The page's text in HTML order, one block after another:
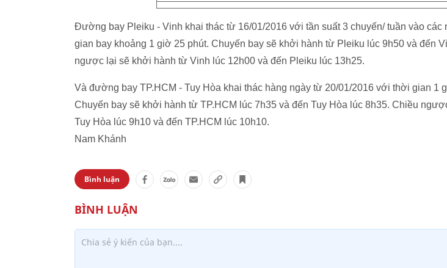
Đường bay Pleiku - Vinh khai thác từ 16/01/2016 với tần suất 3 chuyến/ tuần vào các
gian bay khoảng 1 giờ 25 phút. Chuyến bay sẽ khởi hành từ Pleiku lúc 9h50 và đến
ngược lại sẽ khởi hành từ Vinh lúc 12h00 và đến Pleiku lúc 13h25.
Và đường bay TP.HCM - Tuy Hòa khai thác hàng ngày từ 20/01/2016 với thời gian 1
Chuyến bay sẽ khởi hành từ TP.HCM lúc 7h35 và đến Tuy Hòa lúc 8h35. Chiều
Tuy Hòa lúc 9h10 và đến TP.HCM lúc 10h10.
Nam Khánh
Bình luận